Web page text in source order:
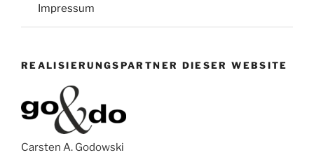
Impressum
REALISIERUNGSPARTNER DIESER WEBSITE
Carsten A. Godowski